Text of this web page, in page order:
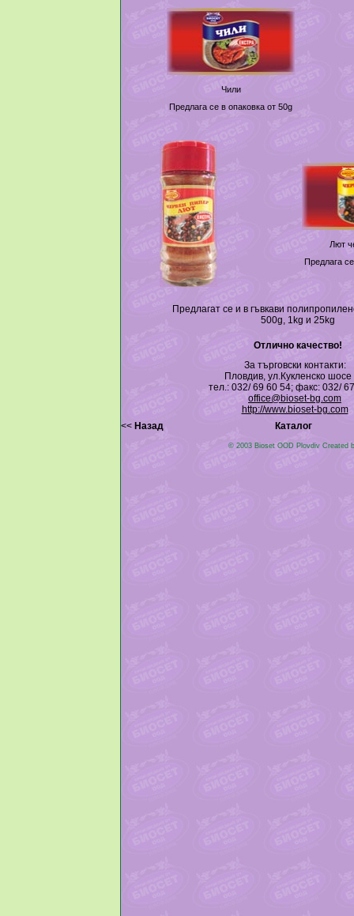
Чили
Предлага се в опаковка от 50g
Лют
Предлага
Предлагат се и в гъвкави
500g, 1kg и 25kg
Отлично качество!
За търговски контакти:
Пловдив, ул.Кукленско шосе
тел.: 032/ 69 60 54; факс: 032/
office@bioset-bg.com
http://www.bioset-bg.com
<< Назад Каталог
© 2003 Bioset OOD Plovdiv